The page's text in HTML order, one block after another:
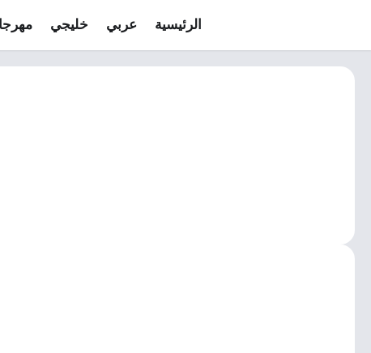
الرئيسية عربي خليجي